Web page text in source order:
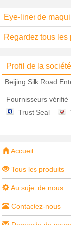
Eye-liner de
Regardez tous les
Profil de la société
Beijing Silk Road
Fournisseurs vérifié
Trust Seal
Accueil
Tous les produits
Au sujet de nous
Contactez-nous